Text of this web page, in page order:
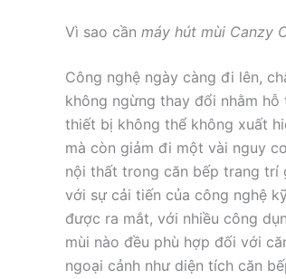
Vì sao cần máy hút mùi Canzy
Công nghệ ngày càng đi lên,
không ngừng thay đổi nhằm
thiết bị không thể không xuất
mà còn giảm đi một vài nguy
nội thất trong căn bếp trang trí
với sự cải tiến của công nghệ
được ra mắt, với nhiều công
mùi nào đều phù hợp đối với
ngoại cảnh như diện tích căn